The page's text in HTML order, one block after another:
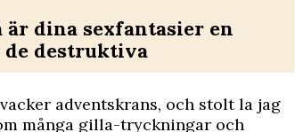
är dina sexfantasier en
de destruktiva
adventskrans, och stolt la jag
många gilla-tryckningar och